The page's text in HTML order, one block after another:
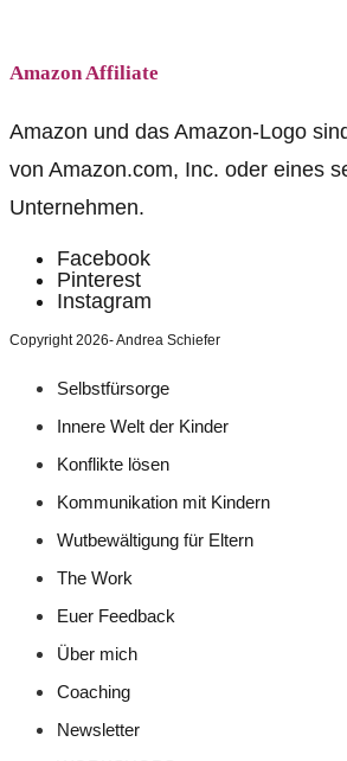
Amazon Affiliate
Amazon und das Amazon-Logo
von Amazon.com, Inc. oder eines
Unternehmen.
Facebook
Pinterest
Instagram
Copyright 2026- Andrea Schiefer
Selbstfürsorge
Innere Welt der Kinder
Konflikte lösen
Kommunikation mit Kindern
Wutbewältigung für Eltern
The Work
Euer Feedback
Über mich
Coaching
Newsletter